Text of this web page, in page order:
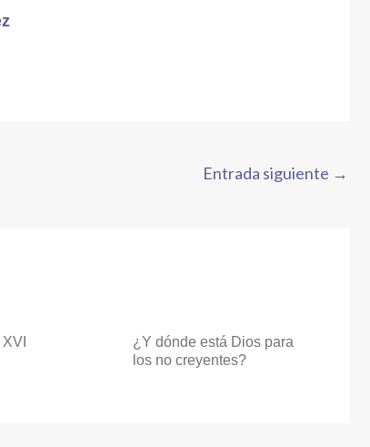
Entrada siguiente →
¿Y dónde está Dios para
los no creyentes?